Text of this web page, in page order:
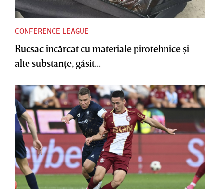
CONFERENCE LEAGUE
Rucsac încărcat cu materiale pirotehnice şi
alte substanţe, găsit...